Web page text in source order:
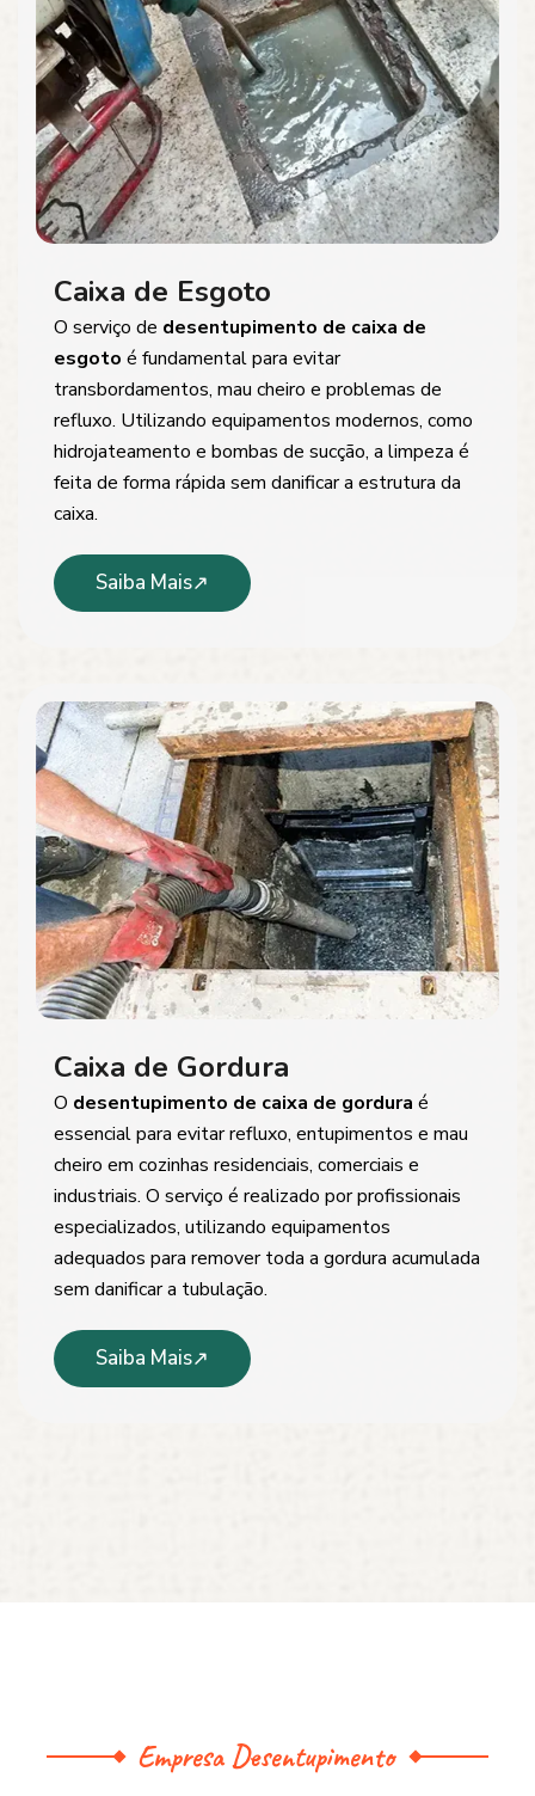
Caixa de Esgoto
O serviço de desentupimento de caixa de
esgoto é fundamental para evitar
transbordamentos, mau cheiro e problemas de
refluxo. Utilizando equipamentos modernos, como
hidrojateamento e bombas de sucção, a limpeza é
feita de forma rápida sem danificar a estrutura da
caixa.
Saiba Mais
Caixa de Gordura
O desentupimento de caixa de gordura é
essencial para evitar refluxo, entupimentos e mau
cheiro em cozinhas residenciais, comerciais e
industriais. O serviço é realizado por profissionais
especializados, utilizando equipamentos
adequados para remover toda a gordura acumulada
sem danificar a tubulação.
Saiba Mais
Empresa Desentupimento